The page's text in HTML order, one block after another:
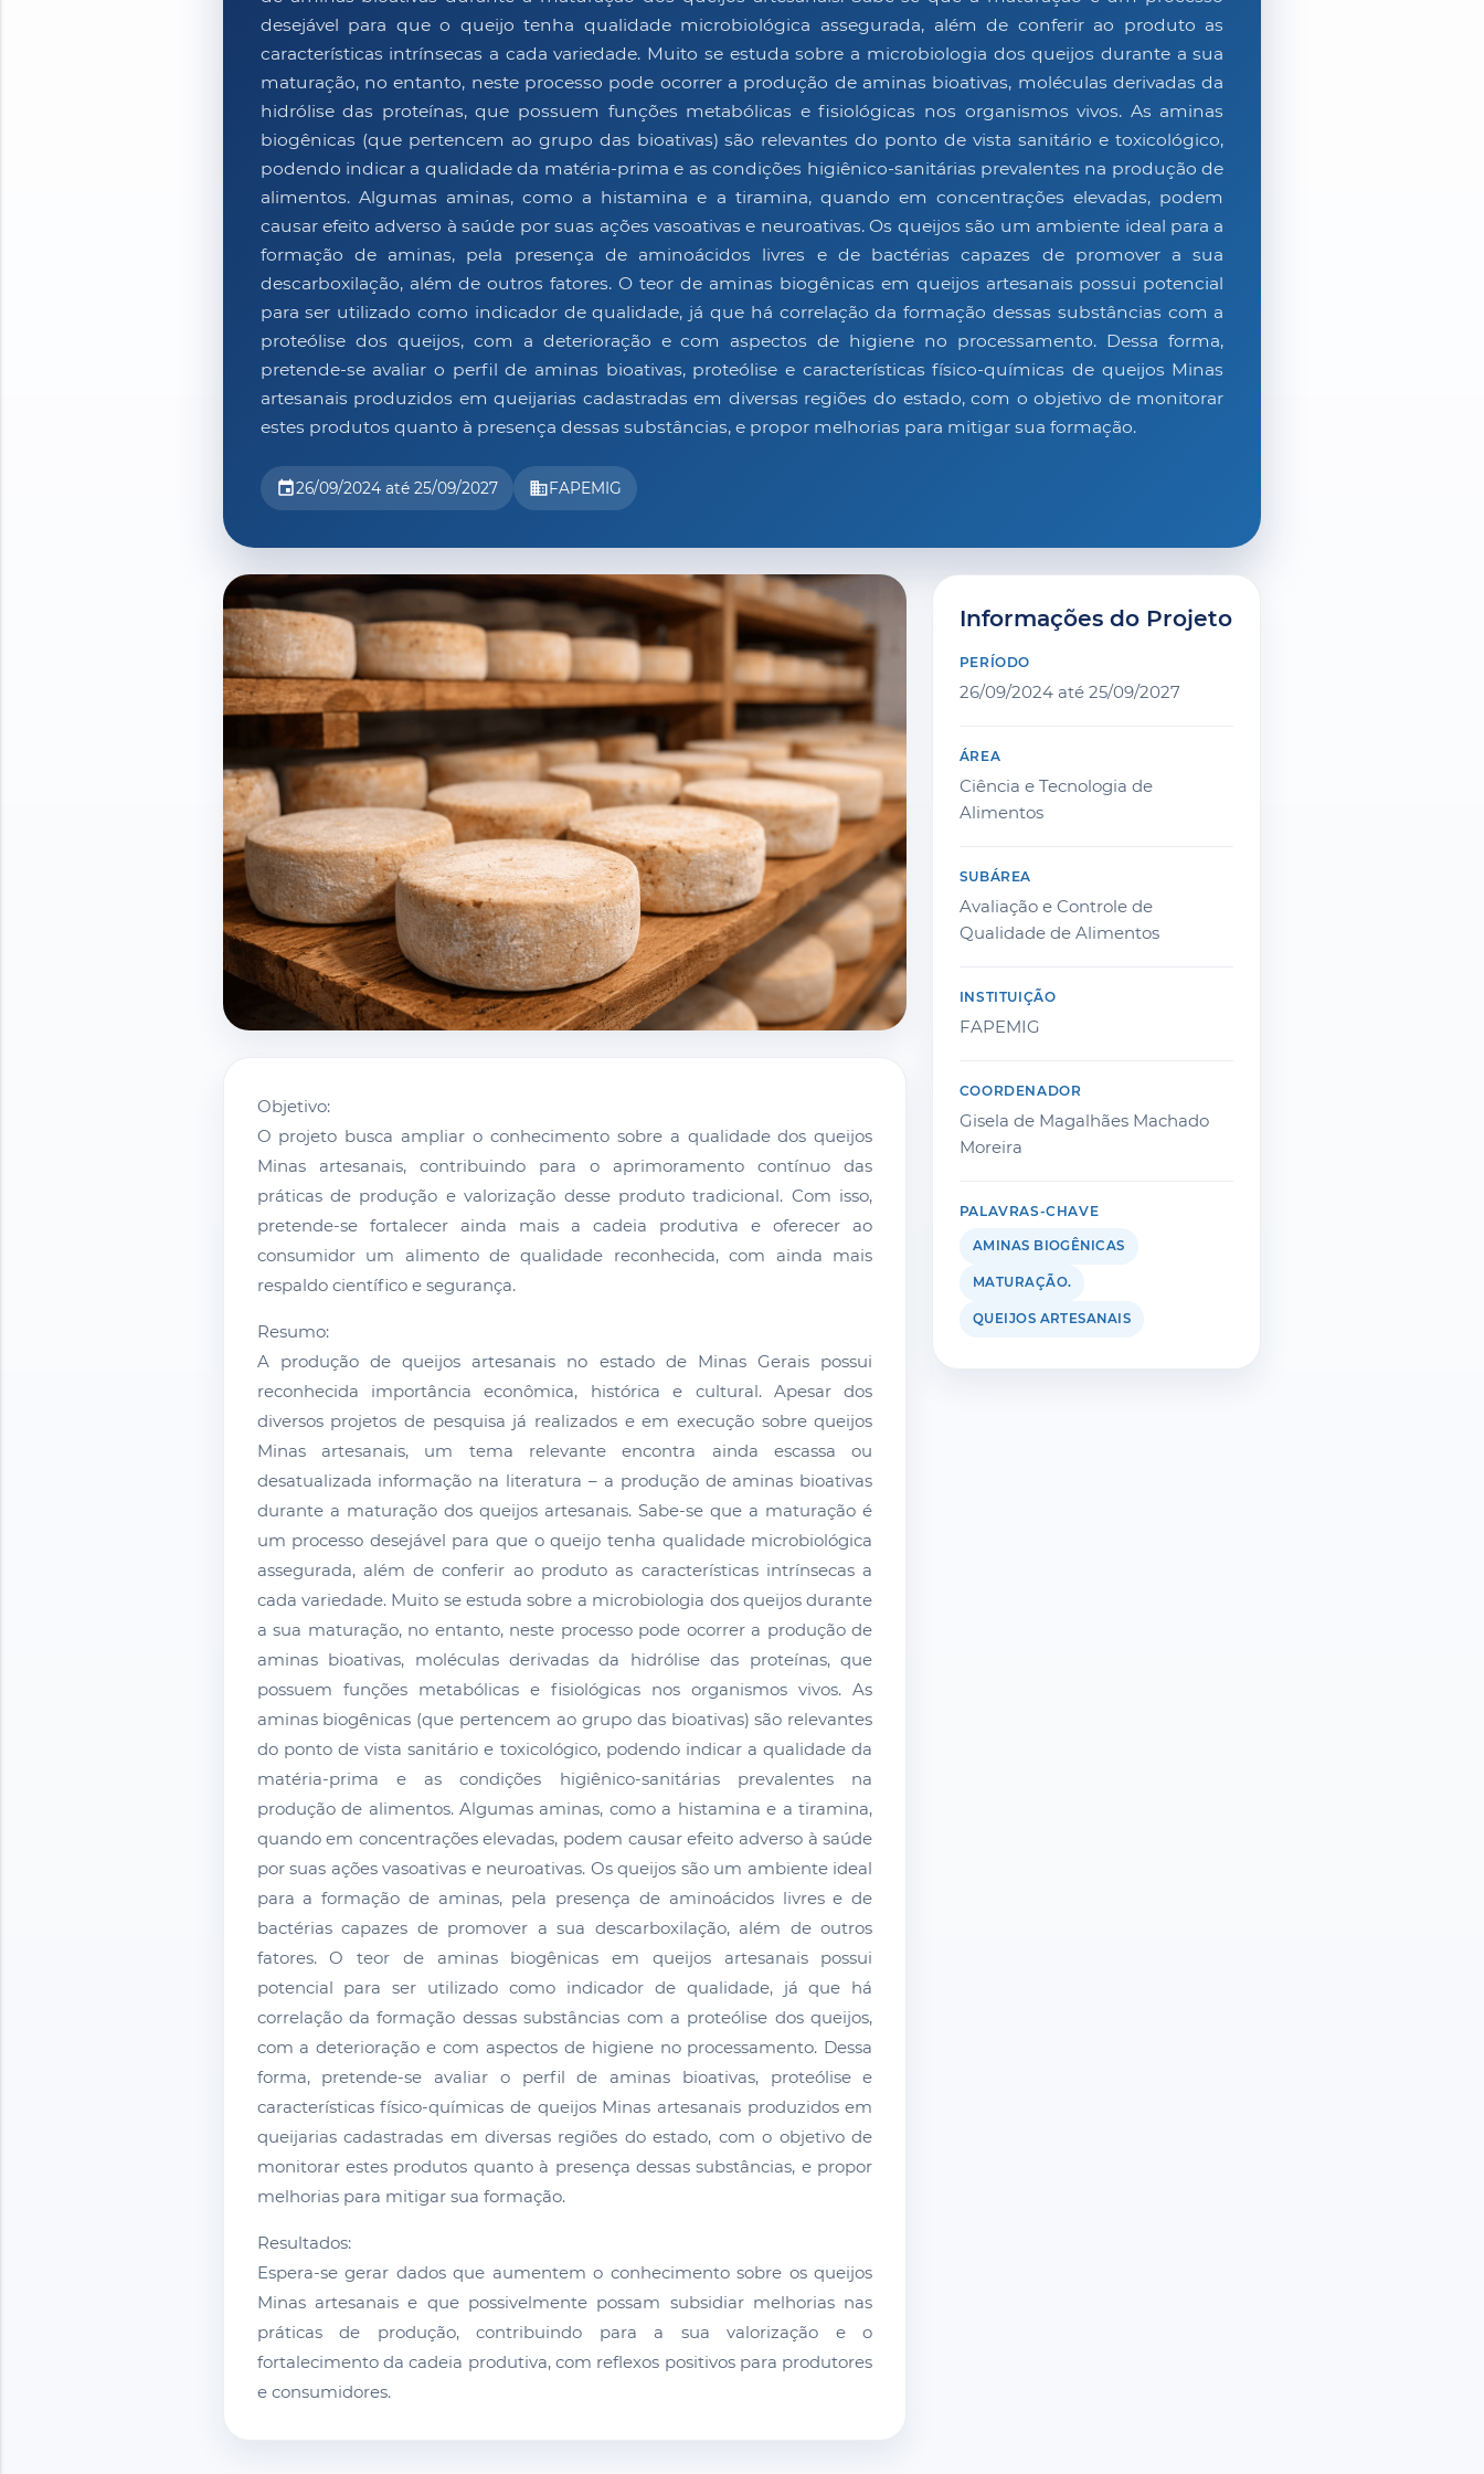
desejável para que o queijo tenha qualidade microbiológica assegurada, além de conferir ao produto as
características intrínsecas a cada variedade. Muito se estuda sobre a microbiologia dos queijos durante a sua
maturação, no entanto, neste processo pode ocorrer a produção de aminas bioativas, moléculas derivadas da
hidrólise das proteínas, que possuem funções metabólicas e fisiológicas nos organismos vivos. As aminas
biogênicas (que pertencem ao grupo das bioativas) são relevantes do ponto de vista sanitário e toxicológico,
podendo indicar a qualidade da matéria-prima e as condições higiênico-sanitárias prevalentes na produção de
alimentos. Algumas aminas, como a histamina e a tiramina, quando em concentrações elevadas, podem
causar efeito adverso à saúde por suas ações vasoativas e neuroativas. Os queijos são um ambiente ideal para a
formação de aminas, pela presença de aminoácidos livres e de bactérias capazes de promover a sua
descarboxilação, além de outros fatores. O teor de aminas biogênicas em queijos artesanais possui potencial
para ser utilizado como indicador de qualidade, já que há correlação da formação dessas substâncias com a
proteólise dos queijos, com a deterioração e com aspectos de higiene no processamento. Dessa forma,
pretende-se avaliar o perfil de aminas bioativas, proteólise e características físico-químicas de queijos Minas
artesanais produzidos em queijarias cadastradas em diversas regiões do estado, com o objetivo de monitorar
estes produtos quanto à presença dessas substâncias, e propor melhorias para mitigar sua formação.
event26/09/2024 até 25/09/2027 businessFAPEMIG
Objetivo:
O projeto busca ampliar o conhecimento sobre a qualidade dos queijos
Minas artesanais, contribuindo para o aprimoramento contínuo das
práticas de produção e valorização desse produto tradicional. Com isso,
pretende-se fortalecer ainda mais a cadeia produtiva e oferecer ao
consumidor um alimento de qualidade reconhecida, com ainda mais
respaldo científico e segurança.
Resumo:
A produção de queijos artesanais no estado de Minas Gerais possui
reconhecida importância econômica, histórica e cultural. Apesar dos
diversos projetos de pesquisa já realizados e em execução sobre queijos
Minas artesanais, um tema relevante encontra ainda escassa ou
desatualizada informação na literatura – a produção de aminas bioativas
durante a maturação dos queijos artesanais. Sabe-se que a maturação é
um processo desejável para que o queijo tenha qualidade microbiológica
assegurada, além de conferir ao produto as características intrínsecas a
cada variedade. Muito se estuda sobre a microbiologia dos queijos durante
a sua maturação, no entanto, neste processo pode ocorrer a produção de
aminas bioativas, moléculas derivadas da hidrólise das proteínas, que
possuem funções metabólicas e fisiológicas nos organismos vivos. As
aminas biogênicas (que pertencem ao grupo das bioativas) são relevantes
do ponto de vista sanitário e toxicológico, podendo indicar a qualidade da
matéria-prima e as condições higiênico-sanitárias prevalentes na
produção de alimentos. Algumas aminas, como a histamina e a tiramina,
quando em concentrações elevadas, podem causar efeito adverso à saúde
por suas ações vasoativas e neuroativas. Os queijos são um ambiente ideal
para a formação de aminas, pela presença de aminoácidos livres e de
bactérias capazes de promover a sua descarboxilação, além de outros
fatores. O teor de aminas biogênicas em queijos artesanais possui
potencial para ser utilizado como indicador de qualidade, já que há
correlação da formação dessas substâncias com a proteólise dos queijos,
com a deterioração e com aspectos de higiene no processamento. Dessa
forma, pretende-se avaliar o perfil de aminas bioativas, proteólise e
características físico-químicas de queijos Minas artesanais produzidos em
queijarias cadastradas em diversas regiões do estado, com o objetivo de
monitorar estes produtos quanto à presença dessas substâncias, e propor
melhorias para mitigar sua formação.
Resultados:
Espera-se gerar dados que aumentem o conhecimento sobre os queijos
Minas artesanais e que possivelmente possam subsidiar melhorias nas
práticas de produção, contribuindo para a sua valorização e o
fortalecimento da cadeia produtiva, com reflexos positivos para produtores
e consumidores.
Informações do Projeto
PERÍODO
26/09/2024 até 25/09/2027
ÁREA
Ciência e Tecnologia de
Alimentos
SUBÁREA
Avaliação e Controle de
Qualidade de Alimentos
INSTITUIÇÃO
FAPEMIG
COORDENADOR
Gisela de Magalhães Machado
Moreira
PALAVRAS-CHAVE
AMINAS BIOGÊNICAS
MATURAÇÃO.
QUEIJOS ARTESANAIS